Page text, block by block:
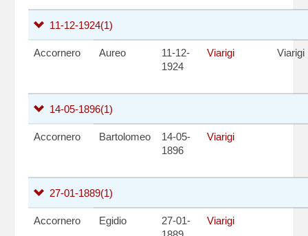
11-12-1924(1)
Accornero Aureo
11-12-
1924
Viarigi Viarigi
14-05-1896(1)
Accornero Bartolomeo
14-05-
1896
Viarigi
27-01-1889(1)
Accornero Egidio
27-01-
Viarigi